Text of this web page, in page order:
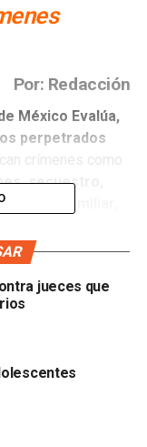
Por: Redacción
México Evalúa,
perpetrados
crímenes como
secuestro,
familiar,
para
ubica en el sexto
de delitos
con 99.6%.
jueces que